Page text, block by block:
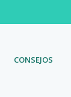
CONSEJOS